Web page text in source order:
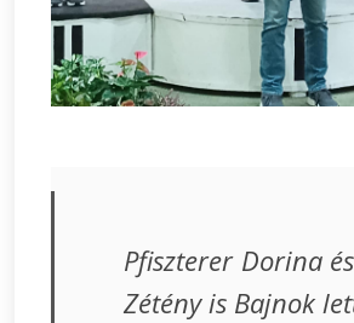
Pfiszterer Dorina
Zétény is Bajnok